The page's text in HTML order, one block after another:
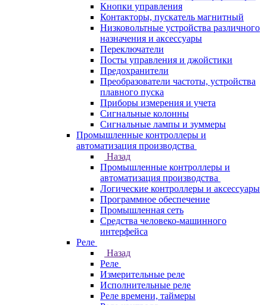
Кнопки управления
Контакторы, пускатель магнитный
Низковольтные устройства различного
назначения и аксессуары
Переключатели
Посты управления и джойстики
Предохранители
Преобразователи частоты, устройства
плавного пуска
Приборы измерения и учета
Сигнальные колонны
Сигнальные лампы и зуммеры
Промышленные контроллеры и
автоматизация производства
Назад
Промышленные контроллеры и
автоматизация производства
Логические контроллеры и аксессуары
Программное обеспечение
Промышленная сеть
Средства человеко-машинного
интерфейса
Реле
Назад
Реле
Измерительные реле
Исполнительные реле
Реле времени, таймеры